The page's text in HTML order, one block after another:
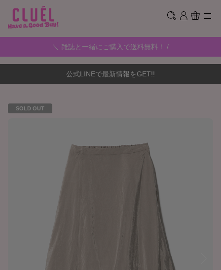
＼ 雑誌と一緒にご購入で送料無料！ /
公式LINEで最新情報をGET!!
SOLD OUT